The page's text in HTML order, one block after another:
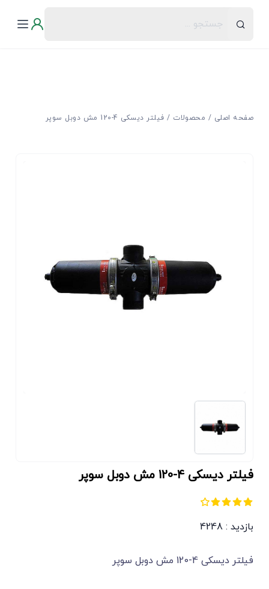
صفحه اصلی محصولات فیلتر دیسکی 4-120 مش دوبل سوپر
فیلتر دیسکی 4-120 مش دوبل سوپر
بازدید : 4248
فیلتر دیسکی 4-120 مش دوبل سوپر